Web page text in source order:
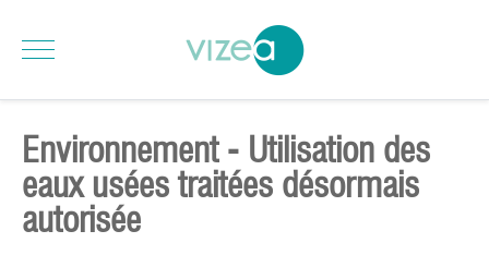
Environnement - Utilisation des
eaux usées traitées désormais
autorisée